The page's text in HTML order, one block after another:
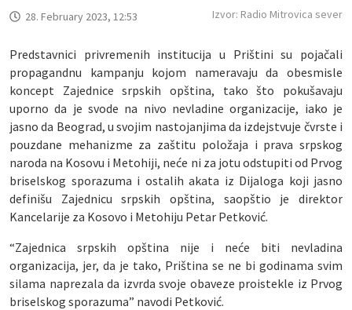
28. February 2023, 12:53 Izvor: Radio Mitrovica sever
Predstavnici privremenih institucija u Prištini su pojačali
propagandnu kampanju kojom nameravaju da obesmisle
koncept Zajednice srpskih opština, tako što pokušavaju
uporno da je svode na nivo nevladine organizacije, iako je
jasno da Beograd, u svojim nastojanjima da izdejstvuje čvrste i
pouzdane mehanizme za zaštitu položaja i prava srpskog
naroda na Kosovu i Metohiji, neće ni za jotu odstupiti od Prvog
briselskog sporazuma i ostalih akata iz Dijaloga koji jasno
definišu Zajednicu srpskih opština, saopštio je direktor
Kancelarije za Kosovo i Metohiju Petar Petković.
“Zajednica srpskih opština nije i neće biti nevladina
organizacija, jer, da je tako, Priština se ne bi godinama svim
silama naprezala da izvrda svoje obaveze proistekle iz Prvog
briselskog sporazuma” navodi Petković.